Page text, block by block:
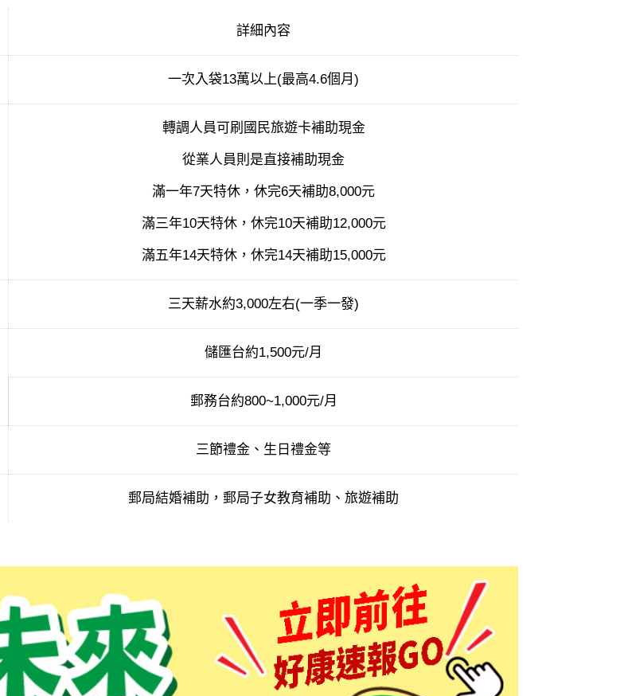
詳細內容
一次入袋13萬以上(最高4.6個月)
轉調人員可刷國民旅遊卡補助現金
從業人員則是直接補助現金
滿一年7天特休，休完6天補助8,000元
滿三年10天特休，休完10天補助12,000元
滿五年14天特休，休完14天補助15,000元
三天薪水約3,000左右(一季一發)
儲匯台約1,500元/月
郵務台約800~1,000元/月
三節禮金、生日禮金等
郵局結婚補助，郵局子女教育補助、旅遊補助